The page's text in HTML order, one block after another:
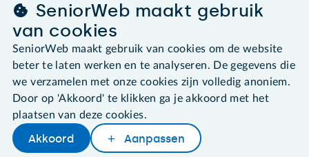
Later lezenDelenWoordenboek
©2026 SeniorWeb
Algemene voorwaarden
Cookies en cookie-instellingen
Disclaimer
Privacybeleid
About SeniorWeb
SeniorWeb maakt gebruik
van cookies
SeniorWeb maakt gebruik van cookies om de website
beter te laten werken en te analyseren. De gegevens die
we verzamelen met onze cookies zijn volledig anoniem.
Door op 'Akkoord' te klikken ga je akkoord met het
plaatsen van deze cookies.
Akkoord Aanpassen